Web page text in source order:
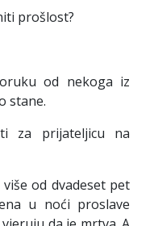
prošlost?
od nekoga iz
stane.
za prijateljicu na
od dvadeset pet
u noći proslave